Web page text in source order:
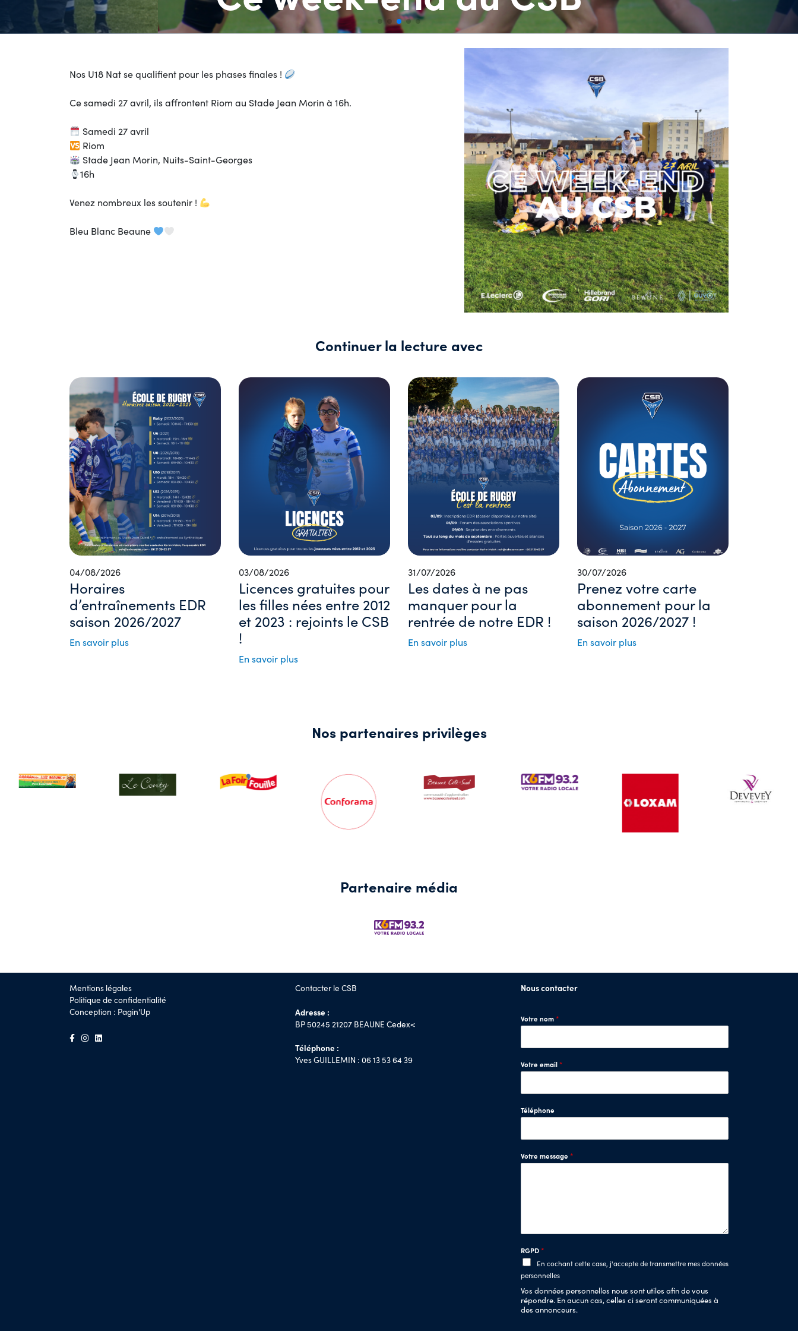
Nos U18 Nat se qualifient pour les phases finales !
Ce samedi 27 avril, ils affrontent Riom au Stade Jean Morin à 16h.
Samedi 27 avril
Riom
Stade Jean Morin, Nuits-Saint-Georges
16h
Venez nombreux les soutenir !
Bleu Blanc Beaune
Continuer la lecture avec
04/08/2026
Horaires
d’entraînements EDR
saison 2026/2027
En savoir plus
03/08/2026
Licences gratuites pour
les filles nées entre 2012
et 2023 : rejoints le CSB
!
En savoir plus
31/07/2026
Les dates à ne pas
manquer pour la
rentrée de notre EDR !
En savoir plus
30/07/2026
Prenez votre carte
abonnement pour la
saison 2026/2027 !
En savoir plus
Nos partenaires privilèges
Partenaire média
Mentions légales
Politique de confidentialité
Conception : Pagin'Up
Contacter le CSB
Adresse :
BP 50245 21207 BEAUNE Cedex<
Téléphone :
Yves GUILLEMIN : 06 13 53 64 39
Nous contacter
Votre nom *
Votre email *
Téléphone
Votre message *
RGPD *
En cochant cette case, j'accepte de transmettre mes données
personnelles
Vos données personnelles nous sont utiles afin de vous
répondre. En aucun cas, celles ci seront communiquées à
des annonceurs.